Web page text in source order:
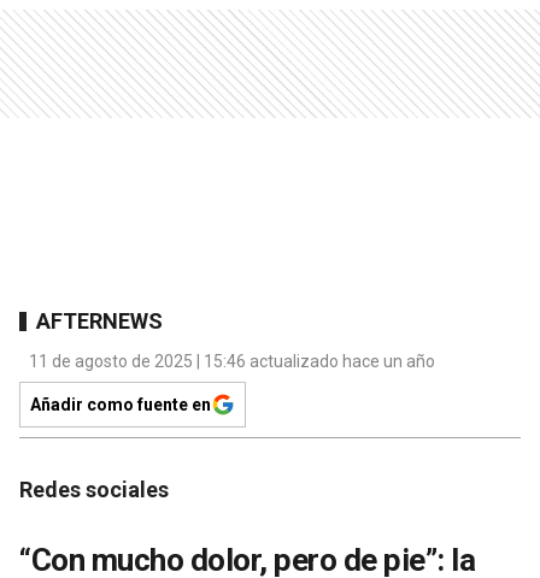
AFTERNEWS
11 de agosto de 2025 | 15:46 actualizado hace un año
Añadir como fuente en
Redes sociales
“Con mucho dolor, pero de pie”: la